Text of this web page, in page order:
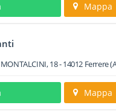
Mappa
18-14012 Ferrere
Mappa